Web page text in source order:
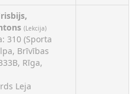
(Lekcija)
310 (Sporta
Brīvības
Rīga,
Leja